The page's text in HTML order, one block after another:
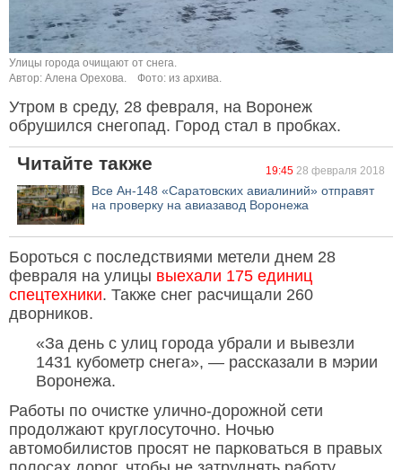
Улицы города очищают от снега.
Автор: Алена Орехова.
Фото: из архива.
Утром в среду, 28 февраля, на Воронеж
обрушился снегопад. Город стал в пробках.
Читайте также 19:45 28 февраля 2018
Все Ан-148 «Саратовских авиалиний» отправят
на проверку на авиазавод Воронежа
Бороться с последствиями метели днем 28
февраля на улицы выехали 175 единиц
спецтехники. Также снег расчищали 260
дворников.
«За день с улиц города убрали и вывезли
1431 кубометр снега», — рассказали в мэрии
Воронежа.
Работы по очистке улично-дорожной сети
продолжают круглосуточно. Ночью
автомобилистов просят не парковаться в правых